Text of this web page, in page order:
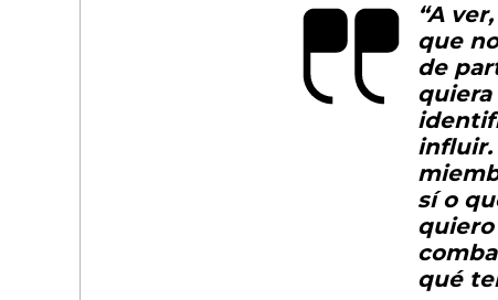
“A
que
de
influir.
sí o
quiero
qué